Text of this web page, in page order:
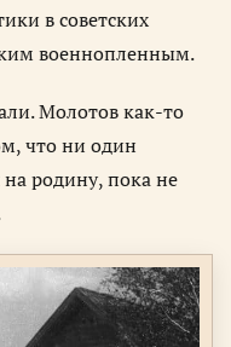
в советских
военнопленным.
Молотов как-то
что ни один
родину, пока не